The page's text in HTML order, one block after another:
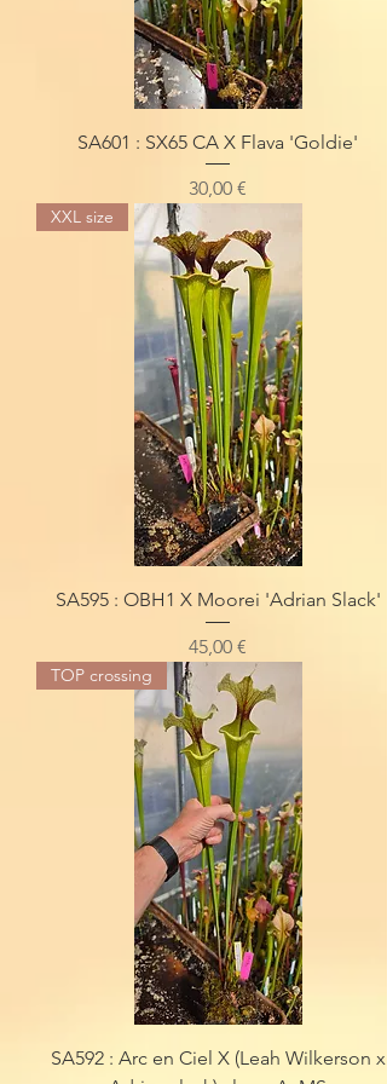
SA601 : SX65 CA X Flava 'Goldie'
Preis
30,00 €
XXL size
SA595 : OBH1 X Moorei 'Adrian Slack'
Preis
45,00 €
TOP crossing
SA592 : Arc en Ciel X (Leah Wilkerson x